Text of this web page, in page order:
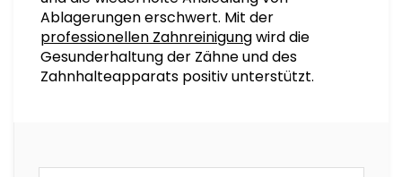
Ablagerungen erschwert. Mit der
professionellen Zahnreinigungwird die
Gesunderhaltung der Zähne und des
Zahnhalteapparats positiv unterstützt.